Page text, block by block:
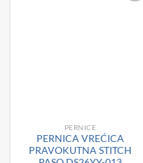
PERNICE
PERNICA VREĆICA
PRAVOKUTNA STITCH